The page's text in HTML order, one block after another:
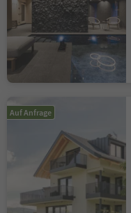
Auf Anfrage